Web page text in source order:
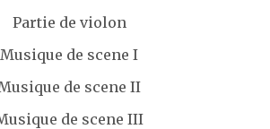
Partie de violon
Musique de scene I
de scene II
de scene III